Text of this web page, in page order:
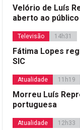
Velório de Luís
aberto ao público
Televisão 14h31
Fátima Lopes
SIC
Atualidade 11h19
Morreu Luís
portuguesa
Atualidade 12h33